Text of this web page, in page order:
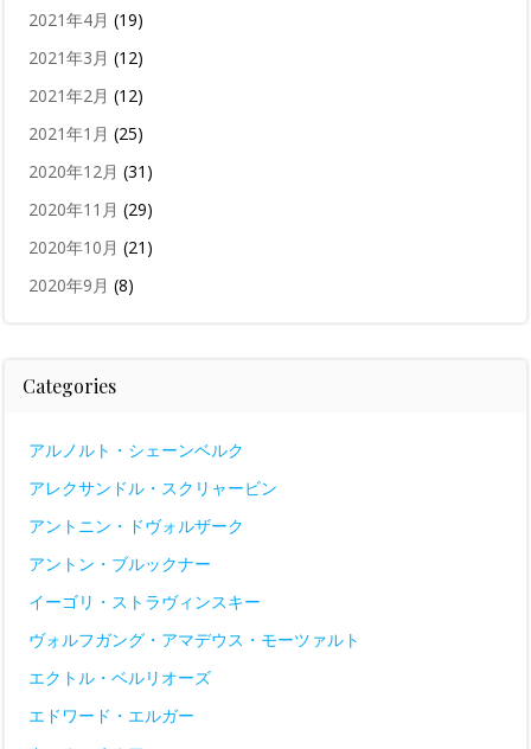
2021年4月 (19)
2021年3月 (12)
2021年2月 (12)
2021年1月 (25)
2020年12月 (31)
2020年11月 (29)
2020年10月 (21)
2020年9月 (8)
Categories
アルノルト・シェーンベルク
アレクサンドル・スクリャービン
アントニン・ドヴォルザーク
アントン・ブルックナー
イーゴリ・ストラヴィンスキー
ヴォルフガング・アマデウス・モーツァルト
エクトル・ベルリオーズ
エドワード・エルガー